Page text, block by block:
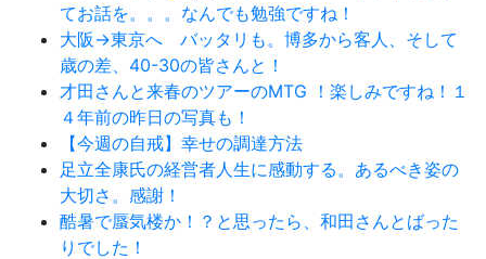
てお話を。。。なんでも勉強ですね！
大阪→東京へ バッタリも。博多から客人、そして
歳の差、40-30の皆さんと！
才田さんと来春のツアーのMTG ！楽しみですね！１
４年前の昨日の写真も！
【今週の自戒】幸せの調達方法
足立全康氏の経営者人生に感動する。あるべき姿の
大切さ。感謝！
酷暑で蜃気楼か！？と思ったら、和田さんとばった
りでした！